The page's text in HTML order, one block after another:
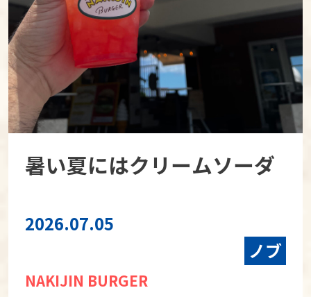
暑い夏にはクリームソーダ
2026.07.05
ノブ
NAKIJIN BURGER